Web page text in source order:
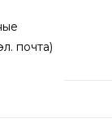
почта)